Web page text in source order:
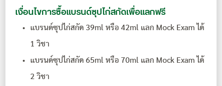
เงื่อนไขการซื้อแบรนด์ซุุปไก่สกัดเพื่อแลกฟรี
แบรนด์ซุปไก่สกัด 39ml หรือ 42ml แลก Mock Exam ได้
1 วิชา
แบรนด์ซุปไก่สกัด 65ml หรือ 70ml แลก Mock Exam ได้
2 วิชา